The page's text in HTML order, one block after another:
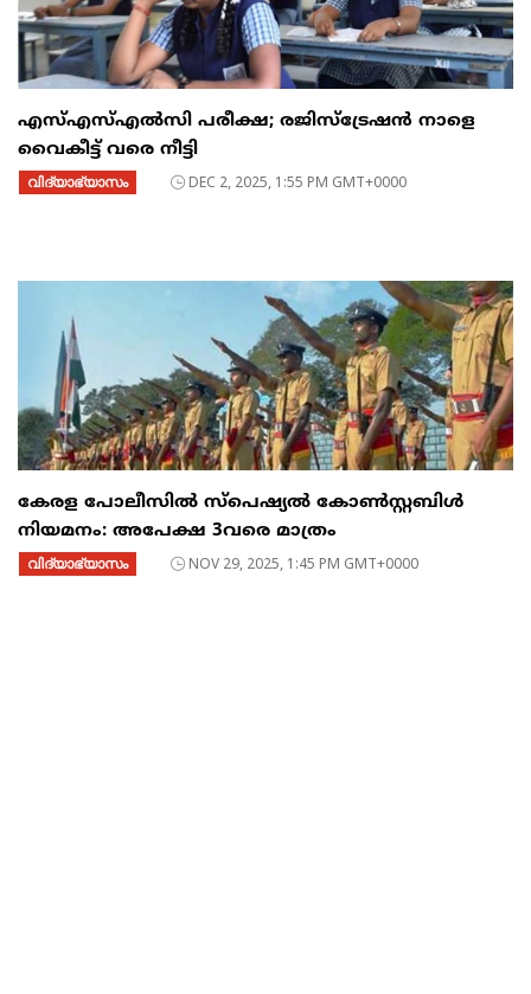
എസ്എസ്എൽസി പരീക്ഷ; രജിസ്ട്രേഷൻ നാളെ
വൈകീട്ട് വരെ നീട്ടി
വിദ്യാഭ്യാസം DEC 2, 2025, 1:55 PM GMT+0000
കേരള പോലീസിൽ സ്പെഷ്യൽ കോൺസ്റ്റബിൾ
നിയമനം: അപേക്ഷ 3വരെ മാത്രം
വിദ്യാഭ്യാസം NOV 29, 2025, 1:45 PM GMT+0000